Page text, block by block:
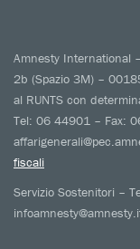
Amnesty International
2b (Spazio 3M) –
al RUNTS con
Tel: 06 44901 – Fax:
fiscali
Servizio Sostenitori –